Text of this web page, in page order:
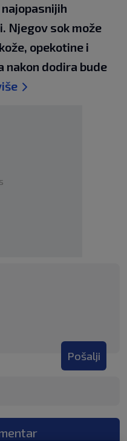
Njegov sok može
opekotine i
nakon dodira bude
Pošalji